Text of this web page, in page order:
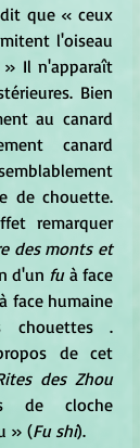
que « ceux
Il n'apparaît
Bien
au canard
canard
de chouette.
remarquer
des monts et
d'un fu à face
face humaine
chouettes .
de cet
des Zhou
de cloche
» (Fu shi).